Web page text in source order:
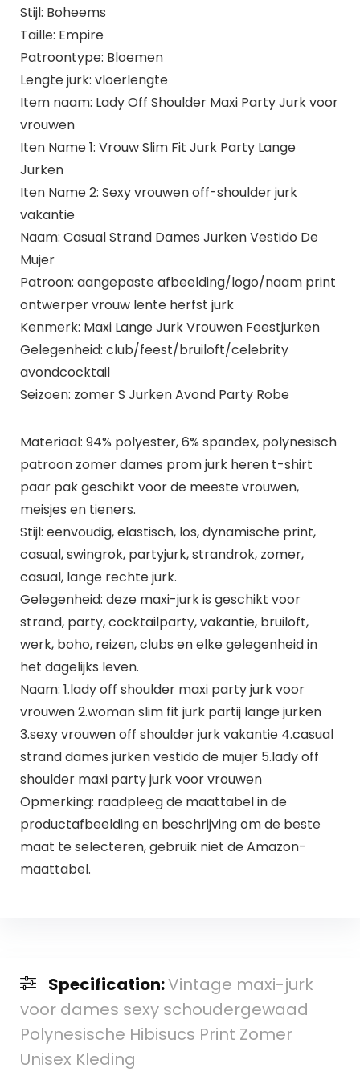
Stijl: Boheems
Taille: Empire
Patroontype: Bloemen
Lengte jurk: vloerlengte
Item naam: Lady Off Shoulder Maxi Party Jurk voor
vrouwen
Iten Name 1: Vrouw Slim Fit Jurk Party Lange
Jurken
Iten Name 2: Sexy vrouwen off-shoulder jurk
vakantie
Naam: Casual Strand Dames Jurken Vestido De
Mujer
Patroon: aangepaste afbeelding/logo/naam print
ontwerper vrouw lente herfst jurk
Kenmerk: Maxi Lange Jurk Vrouwen Feestjurken
Gelegenheid: club/feest/bruiloft/celebrity
avondcocktail
Seizoen: zomer S Jurken Avond Party Robe
Materiaal: 94% polyester, 6% spandex, polynesisch
patroon zomer dames prom jurk heren t-shirt
paar pak geschikt voor de meeste vrouwen,
meisjes en tieners.
Stijl: eenvoudig, elastisch, los, dynamische print,
casual, swingrok, partyjurk, strandrok, zomer,
casual, lange rechte jurk.
Gelegenheid: deze maxi-jurk is geschikt voor
strand, party, cocktailparty, vakantie, bruiloft,
werk, boho, reizen, clubs en elke gelegenheid in
het dagelijks leven.
Naam: 1.lady off shoulder maxi party jurk voor
vrouwen 2.woman slim fit jurk partij lange jurken
3.sexy vrouwen off shoulder jurk vakantie 4.casual
strand dames jurken vestido de mujer 5.lady off
shoulder maxi party jurk voor vrouwen
Opmerking: raadpleeg de maattabel in de
productafbeelding en beschrijving om de beste
maat te selecteren, gebruik niet de Amazon-
maattabel.
Specification:Vintage maxi-jurk
voor dames sexy schoudergewaad
Polynesische Hibisucs Print Zomer
Unisex Kleding